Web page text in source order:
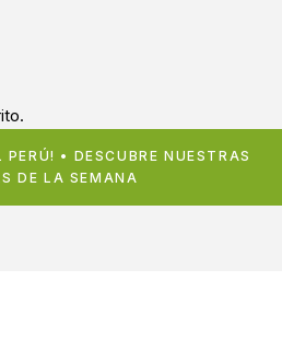
• DESCUBRE NUESTRAS
DE LA SEMANA